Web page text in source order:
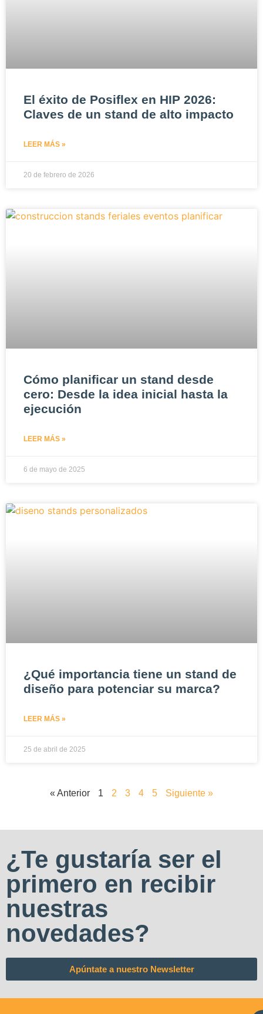
El éxito de Posiflex en HIP 2026:
Claves de un stand de alto impacto
LEER MÁS »
20 de febrero de 2026
Cómo planificar un stand desde
cero: Desde la idea inicial hasta la
ejecución
LEER MÁS »
6 de mayo de 2025
¿Qué importancia tiene un stand de
diseño para potenciar su marca?
LEER MÁS »
25 de abril de 2025
« Anterior 1 2 3 4 5 Siguiente »
¿Te gustaría ser el
primero en recibir
nuestras
novedades?
Apúntate a nuestro Newsletter